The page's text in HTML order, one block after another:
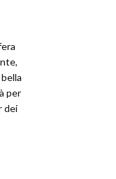
per
dei